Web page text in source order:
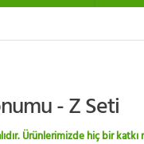
- Z Seti
Ürünlerimizde hiç bir